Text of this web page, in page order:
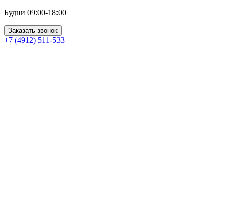
Будни 09:00-18:00
Заказать звонок
+7 (4912) 511-533